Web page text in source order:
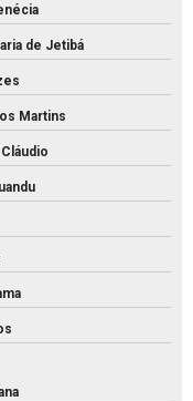
de Jetibá
Martins